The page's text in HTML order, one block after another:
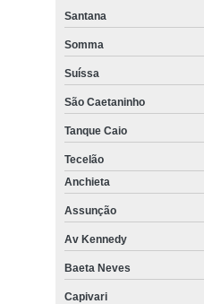
Santana
Somma
Suíssa
São Caetaninho
Tanque Caio
Tecelão
Anchieta
Assunção
Av Kennedy
Baeta Neves
Capivari